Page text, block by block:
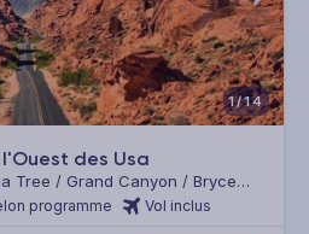
1/14
des Usa
Tree / Grand Canyon / Bryce
/ Horseshoe Bend / Vallée
programme Vol inclus